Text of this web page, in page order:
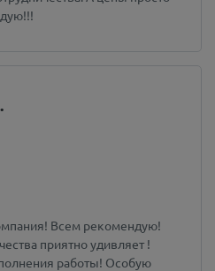
Всем рекомендую!
приятно удивляет !
работы! Особую